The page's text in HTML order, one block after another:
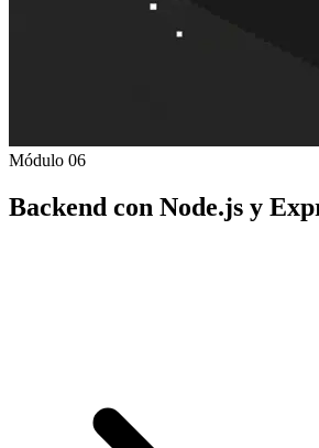
Módulo 06
Backend con Node.js y